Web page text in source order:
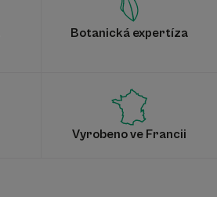
Botanická expertíza
Vyrobeno ve Francii